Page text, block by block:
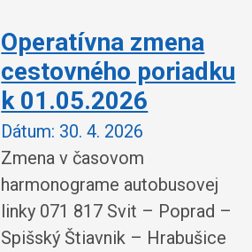
Operatívna zmena
cestovného poriadku
k 01.05.2026
Dátum: 30. 4. 2026
Zmena v časovom
harmonograme autobusovej
linky 071 817 Svit – Poprad –
Spišský Štiavnik – Hrabušice